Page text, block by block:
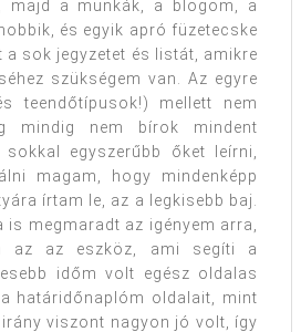
majd a munkák, a blogom, a
és egyik apró füzetecske
a sok jegyzetet és listát, amikre
szükségem van. Az egyre
teendőtípusok!) mellett nem
mindig nem bírok mindent
egyszerűbb őket leírni,
magam, hogy mindenképp
írtam le, az a legkisebb baj.
is megmaradt az igényem arra,
az az eszköz, ami segíti a
időm volt egész oldalas
határidőnaplóm oldalait, mint
viszont nagyon jó volt, így